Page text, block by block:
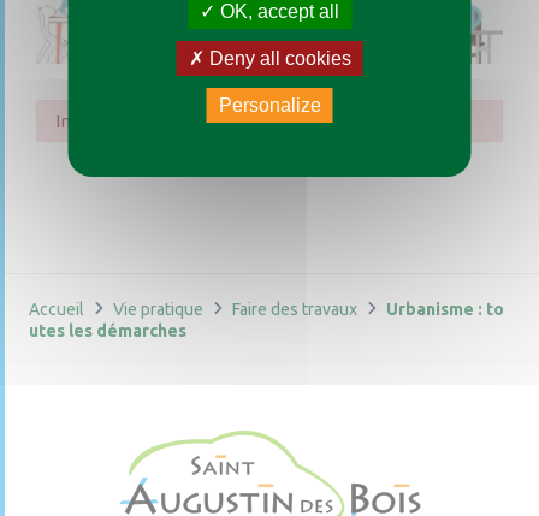
Impossible de trouver la fiche : R14732.xml
Accueil Vie pratique Faire des travaux
Urbanisme : to
utes les démarches
OK, accept all
Deny all cookies
Personalize